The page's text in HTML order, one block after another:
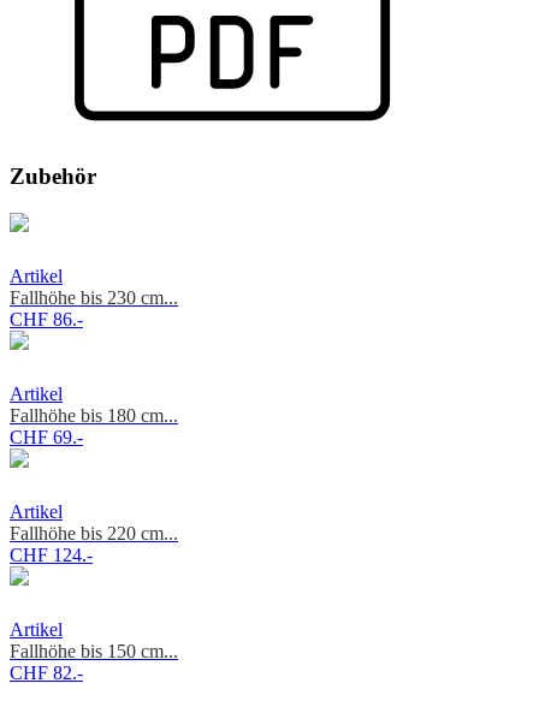
Zubehör
Artikel
Fallhöhe bis 230 cm...
CHF 86.-
Artikel
Fallhöhe bis 180 cm...
CHF 69.-
Artikel
Fallhöhe bis 220 cm...
CHF 124.-
Artikel
Fallhöhe bis 150 cm...
CHF 82.-